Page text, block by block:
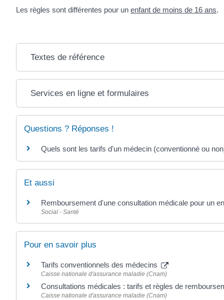
Les règles sont différentes pour un enfant de moins de 16 ans.
Textes de référence
Services en ligne et formulaires
Questions ? Réponses !
Quels sont les tarifs d'un médecin (conventionné ou
Et aussi
Remboursement d'une consultation médicale pour un
Social - Santé
Pour en savoir plus
Tarifs conventionnels des médecins
Caisse nationale d'assurance maladie (Cnam)
Consultations médicales : tarifs et règles de
Caisse nationale d'assurance maladie (Cnam)